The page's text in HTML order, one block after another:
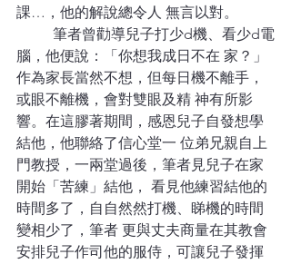
課…，他的解說總令人 無言以對。
腦，他便說：「你想我成日不在 家？」
作為家長當然不想，但每日機不離手，
或眼不離機，會對雙眼及精 神有所影
響。在這膠著期間，感恩兒子自發想學
結他，他聯絡了信心堂一 位弟兄親自上
門教授，一兩堂過後，筆者見兒子在家
開始「苦練」結他， 看見他練習結他的
時間多了，自自然然打機、睇機的時間
變相少了，筆者 更與丈夫商量在其教會
安排兒子作司他的服侍，可讓兒子發揮